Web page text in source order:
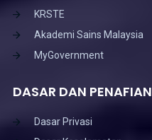
KRSTE
Akademi Sains Malaysia
MyGovernment
DASAR DAN PENAFIAN
Dasar Privasi